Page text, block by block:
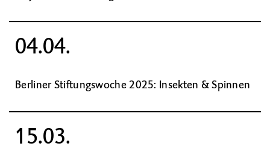
04.04.
Berliner Stiftungswoche 2025: Insekten & Spinnen
15.03.